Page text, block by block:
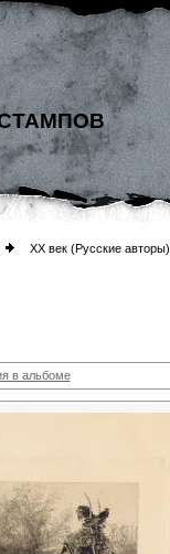
XX век (Русские авторы)
в альбоме